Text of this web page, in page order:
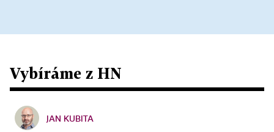
Vybíráme z HN
JAN KUBITA